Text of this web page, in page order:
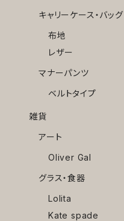
キャリーケース・バッグ
布地
レザー
マナーパンツ
ベルトタイプ
雑貨
アート
Oliver Gal
グラス・食器
Lolita
Kate spade